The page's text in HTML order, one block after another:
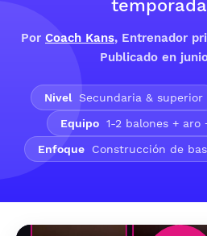
Por Coach Kans, Entrenador
Publicado en
Nivel Secundaria & superior
Equipo 1-2 balones + aro
Enfoque
Construcción de